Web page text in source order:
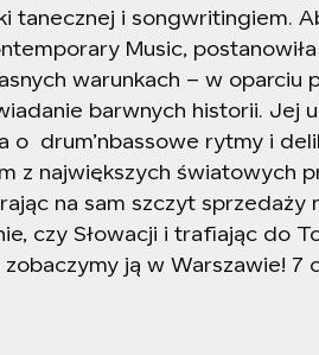
tanecznej i songwritingiem.
Music,
warunkach – w
barwnych historii. Jej
o
drum’nbassowe rytmy i
z największych światowych
na sam szczyt sprzedaży
czy Słowacji i trafiając do
zobaczymy ją w Warszawie! 7